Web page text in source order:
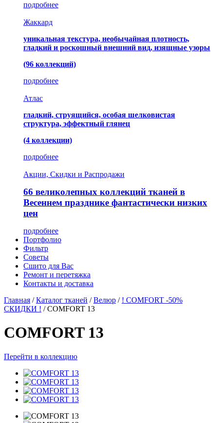
подробнее
Жаккард
уникальная текстура, необычайная плотность,
гладкий и роскошный внешний вид, изящные узоры
(96 коллекций)
подробнее
Атлас
гладкий, струящийся, особая шелковистая
структура, эффектный глянец
(4 коллекции)
подробнее
Акции, Скидки и Распродажи
66 великолепных коллекций тканей в
Весеннем празднике фантастически низких
цен
подробнее
Портфолио
Фильтр
Советы
Сшито для Вас
Ремонт и перетяжка
Контакты и доставка
Главная / Каталог тканей / Велюр / ! COMFORT -50%
СКИДКИ ! / COMFORT 13
COMFORT 13
Перейти в коллекцию